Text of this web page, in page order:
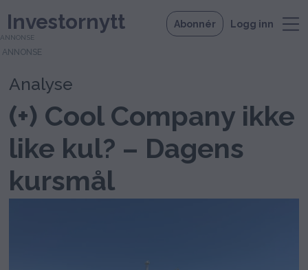
Investornytt Abonnér Logg inn
ANNONSE
Analyse
(+) Cool Company ikke
like kul? – Dagens
kursmål